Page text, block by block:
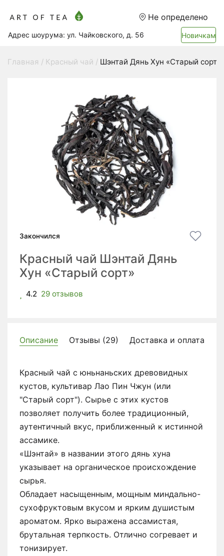
Не определено
Адрес шоурума: ул. Чайковского, д. 56 Новичкам
Главная Красный чай Шэнтай Дянь Хун «Старый сорт»
Закончился
Красный чай Шэнтай Дянь
Хун «Старый сорт»
4.2 29 отзывов
Описание Отзывы (29) Доставка и оплата
Красный чай с юньнаньских древовидных
кустов, культивар Лао Пин Чжун (или
"Старый сорт"). Сырье с этих кустов
позволяет получить более традиционный,
аутентичный вкус, приближенный к истинной
ассамике.
«Шэнтай» в названии этого дянь хуна
указывает на органическое происхождение
сырья.
Обладает насыщенным, мощным миндально-
сухофруктовым вкусом и ярким душистым
ароматом. Ярко выражена ассамистая,
брутальная терпкость. Отлично согревает и
тонизирует.